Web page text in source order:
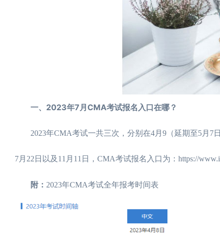
一、2023年7月CMA考试报名入口在哪？
2023年CMA考试一共三次，分别在4月9（延期至5月7
7月22日以及11月11日，CMA考试报名入口为：https://
附： 2023年CMA考试全年报考时间表